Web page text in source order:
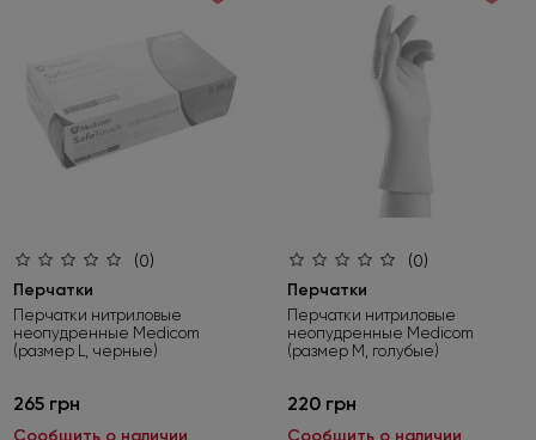
(0)
Перчатки
Перчатки нитриловые
неопудренные Medicom
(размер L, черные)
265 грн
(0)
Перчатки
Перчатки нитриловые
неопудренные Medicom
(размер М, голубые)
220 грн